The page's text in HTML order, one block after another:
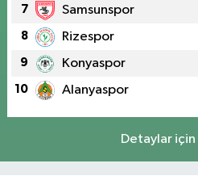
7 Samsunspor
8 Rizespor
9 Konyaspor
10 Alanyaspor
Detaylar için